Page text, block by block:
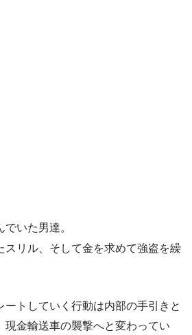
いた男達。
リル、そして金を求めて強盗を繰
トしていく行動は内部の手引きと
現金輸送車の襲撃へと変わってい